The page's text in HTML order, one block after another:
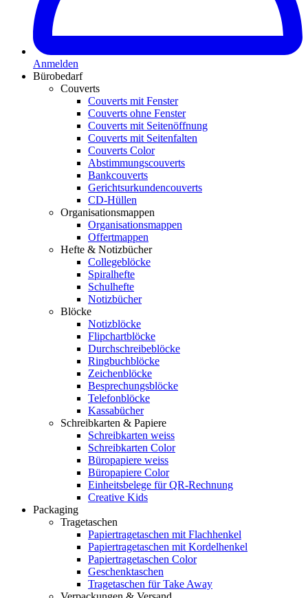
Anmelden
Bürobedarf
Couverts
Couverts mit Fenster
Couverts ohne Fenster
Couverts mit Seitenöffnung
Couverts mit Seitenfalten
Couverts Color
Abstimmungscouverts
Bankcouverts
Gerichtsurkundencouverts
CD-Hüllen
Organisationsmappen
Organisationsmappen
Offertmappen
Hefte & Notizbücher
Collegeblöcke
Spiralhefte
Schulhefte
Notizbücher
Blöcke
Notizblöcke
Flipchartblöcke
Durchschreibeblöcke
Ringbuchblöcke
Zeichenblöcke
Besprechungsblöcke
Telefonblöcke
Kassabücher
Schreibkarten & Papiere
Schreibkarten weiss
Schreibkarten Color
Büropapiere weiss
Büropapiere Color
Einheitsbelege für QR-Rechnung
Creative Kids
Packaging
Tragetaschen
Papiertragetaschen mit Flachhenkel
Papiertragetaschen mit Kordelhenkel
Papiertragetaschen Color
Geschenktaschen
Tragetaschen für Take Away